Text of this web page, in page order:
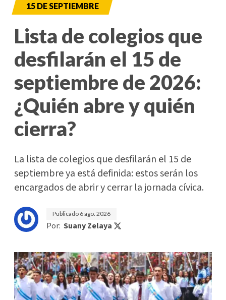
15 DE SEPTIEMBRE
Lista de colegios que
desfilarán el 15 de
septiembre de 2026:
¿Quién abre y quién
cierra?
La lista de colegios que desfilarán el 15 de
septiembre ya está definida: estos serán los
encargados de abrir y cerrar la jornada cívica.
Publicado 6 ago. 2026
Por: Suany Zelaya